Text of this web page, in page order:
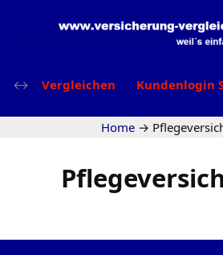
Vergleichen Kundenlogin
Home →